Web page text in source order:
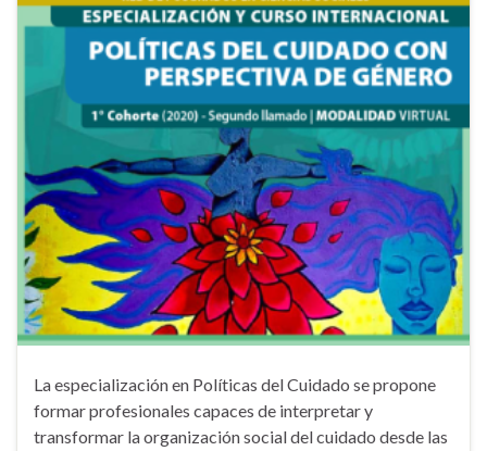
La especialización en Políticas del Cuidado se propone
formar profesionales capaces de interpretar y
transformar la organización social del cuidado desde las